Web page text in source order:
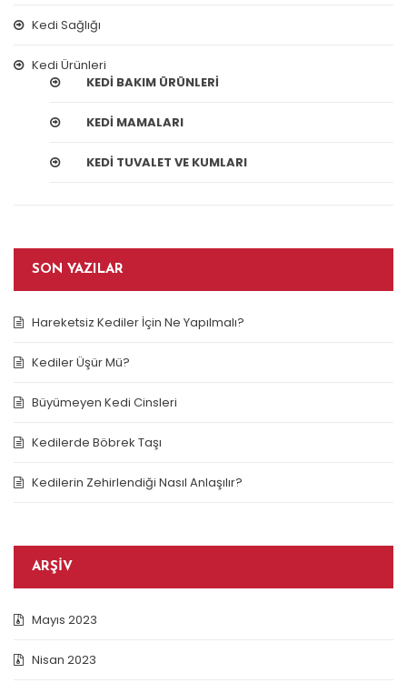
Kedi Sağlığı
Kedi Ürünleri
KEDI BAKIM ÜRÜNLERI
KEDI MAMALARI
KEDI TUVALET VE KUMLARI
SON YAZILAR
Hareketsiz Kediler İçin Ne Yapılmalı?
Kediler Üşür Mü?
Büyümeyen Kedi Cinsleri
Kedilerde Böbrek Taşı
Kedilerin Zehirlendiği Nasıl Anlaşılır?
ARŞIV
Mayıs 2023
Nisan 2023